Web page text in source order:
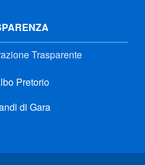
Trasparente
Pretorio
di Gara